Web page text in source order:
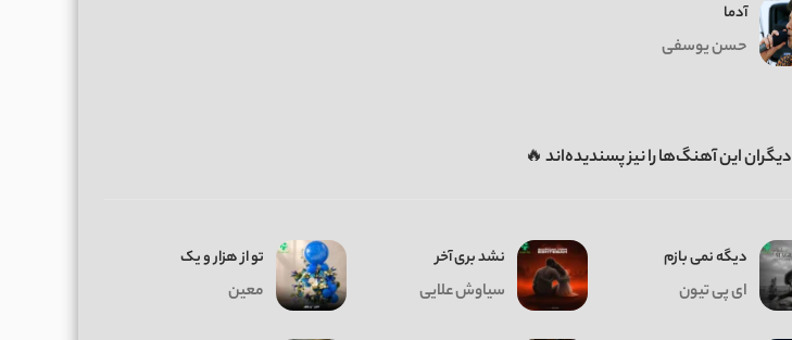
آدما
حسن یوسفی
دیگران این آهنگ‌ها را نیز پسندیده‌اند 🔥
دیگه نمی بازم
ای پی تیون
نشد بری آخر
سیاوش علایی
تو از هزار و یک
معین